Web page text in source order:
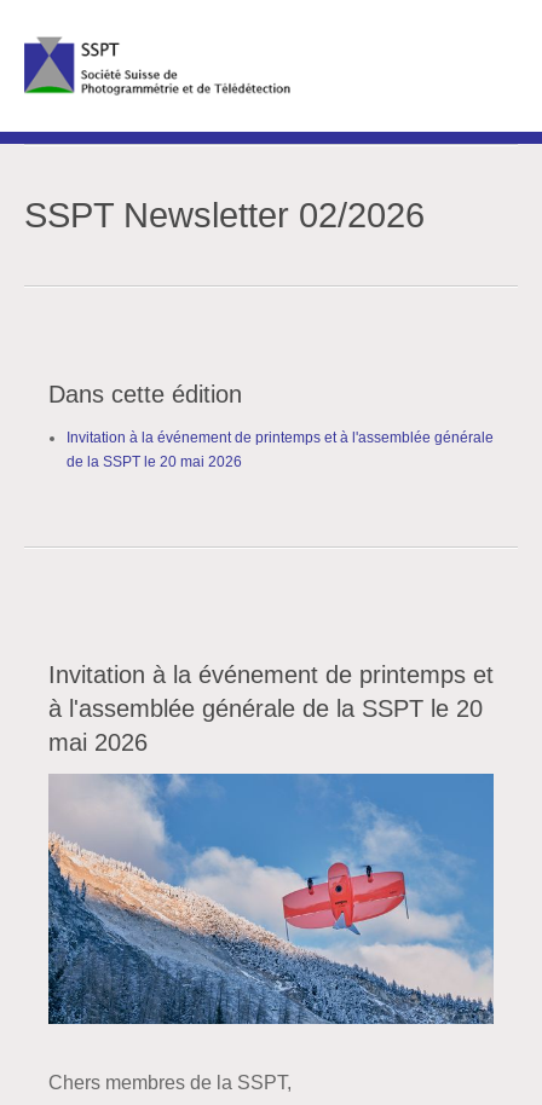
SSPT Newsletter 02/2026
Dans cette édition
Invitation à la événement de printemps et à l'assemblée générale
de la SSPT le 20 mai 2026
Invitation à la événement de printemps et
à l'assemblée générale de la SSPT le 20
mai 2026
Chers membres de la SSPT,